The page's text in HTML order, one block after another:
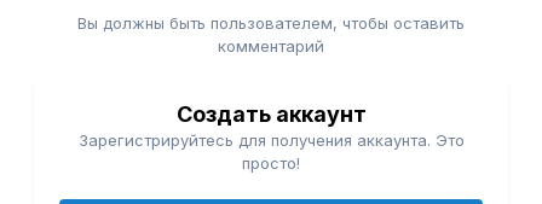
Вы должны быть пользователем, чтобы оставить
комментарий
Создать аккаунт
Зарегистрируйтесь для получения аккаунта. Это
просто!